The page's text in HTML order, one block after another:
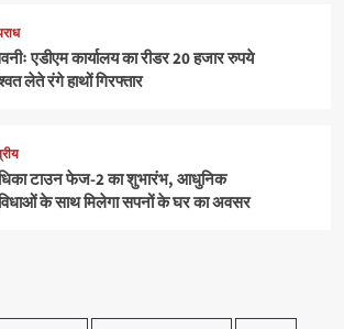
एडीएम कार्यालय का रीडर 20 हजार रुपये
लेते रंगे हाथों गिरफ्तार
टाउन फेज-2 का शुभारंभ, आधुनिक
के साथ मिलेगा सपनों के घर का अवसर